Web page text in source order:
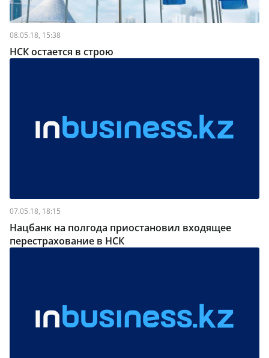
08.05.18, 15:38
НСК остается в строю
07.05.18, 18:15
Нацбанк на полгода приостановил входящее
перестрахование в НСК